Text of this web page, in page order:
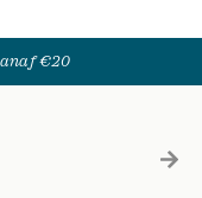
€20